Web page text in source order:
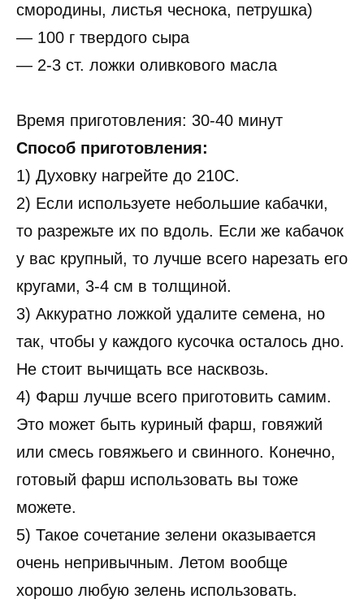
смородины, листья чеснока, петрушка)
— 100 г твердого сыра
— 2-3 ст. ложки оливкового масла
Время приготовления: 30-40 минут
Способ приготовления:
1) Духовку нагрейте до 210С.
2) Если используете небольшие кабачки,
то разрежьте их по вдоль. Если же кабачок
у вас крупный, то лучше всего нарезать его
кругами, 3-4 см в толщиной.
3) Аккуратно ложкой удалите семена, но
так, чтобы у каждого кусочка осталось дно.
Не стоит вычищать все насквозь.
4) Фарш лучше всего приготовить самим.
Это может быть куриный фарш, говяжий
или смесь говяжьего и свинного. Конечно,
готовый фарш использовать вы тоже
можете.
5) Такое сочетание зелени оказывается
очень непривычным. Летом вообще
хорошо любую зелень использовать.